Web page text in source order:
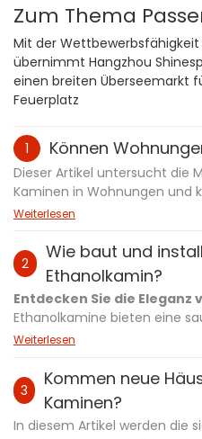
Zum Thema
Mit der
übernimmt Hangzhou
einen breiten Überseemarkt
Feuerplatz
1 Können
Dieser Artikel untersucht die
Kaminen in Wohnungen und
moderne, platzsparende
Herausforderungen
wie z. B. Belüftungsprobleme
gleichzeitig die Vorteile
einfach zu installierender
Kamine sind ideal für
Wohnungsbewohner und
Sie, wie diese innovativen
Wohnungen aufwerten
Weiterlesen
2
Wie baut und
Ethanolkamin?
Entdecken Sie die Eleganz
Ethanolkamine bieten eine
Heizlösung mit elegantem,
Schornsteine ​​oder
erleichtert. Genießen Sie
Steuerungen und
stressfreies Erlebnis. Sie
Weiterlesen
3
Kommen neue
Kaminen?
In diesem Artikel werden die